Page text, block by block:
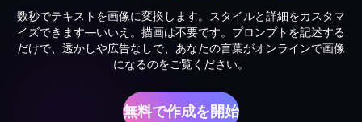
数秒でテキストを画像に変換します。スタイルと詳細をカスタマ
イズできます—いいえ。描画は不要です。プロンプトを記述する
だけで、透かしや広告なしで、あなたの言葉がオンラインで画像
になるのをご覧ください。
無料で作成を開始